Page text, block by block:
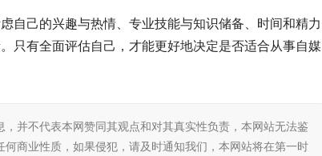
自己的兴趣与热情、专业技能与知识储备、时间和精力
只有全面评估自己，才能更好地决定是否适合从事自媒
并不代表本网赞同其观点和对其真实性负责，本网站无法鉴
商业性质，如果侵犯，请及时通知我们，本网站将在第一时